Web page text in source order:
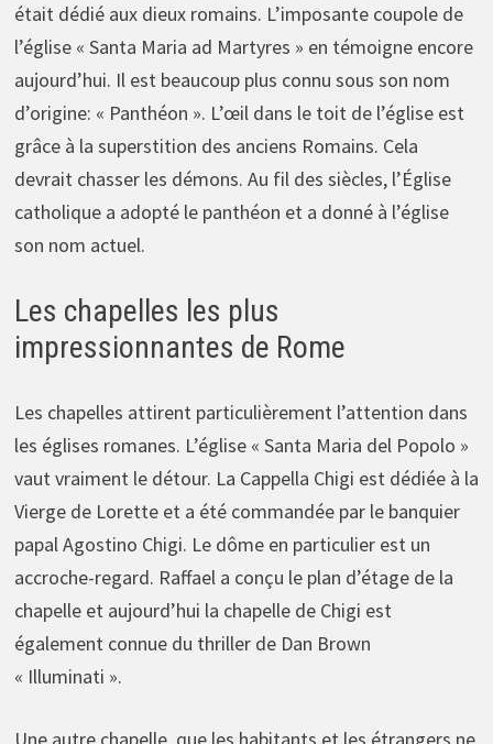
était dédié aux dieux romains. L’imposante coupole de
l’église « Santa Maria ad Martyres » en témoigne encore
aujourd’hui. Il est beaucoup plus connu sous son nom
d’origine: « Panthéon ». L’œil dans le toit de l’église est
grâce à la superstition des anciens Romains. Cela
devrait chasser les démons. Au fil des siècles, l’Église
catholique a adopté le panthéon et a donné à l’église
son nom actuel.
Les chapelles les plus
impressionnantes de Rome
Les chapelles attirent particulièrement l’attention dans
les églises romanes. L’église « Santa Maria del Popolo »
vaut vraiment le détour. La Cappella Chigi est dédiée à la
Vierge de Lorette et a été commandée par le banquier
papal Agostino Chigi. Le dôme en particulier est un
accroche-regard. Raffael a conçu le plan d’étage de la
chapelle et aujourd’hui la chapelle de Chigi est
également connue du thriller de Dan Brown
« Illuminati ».